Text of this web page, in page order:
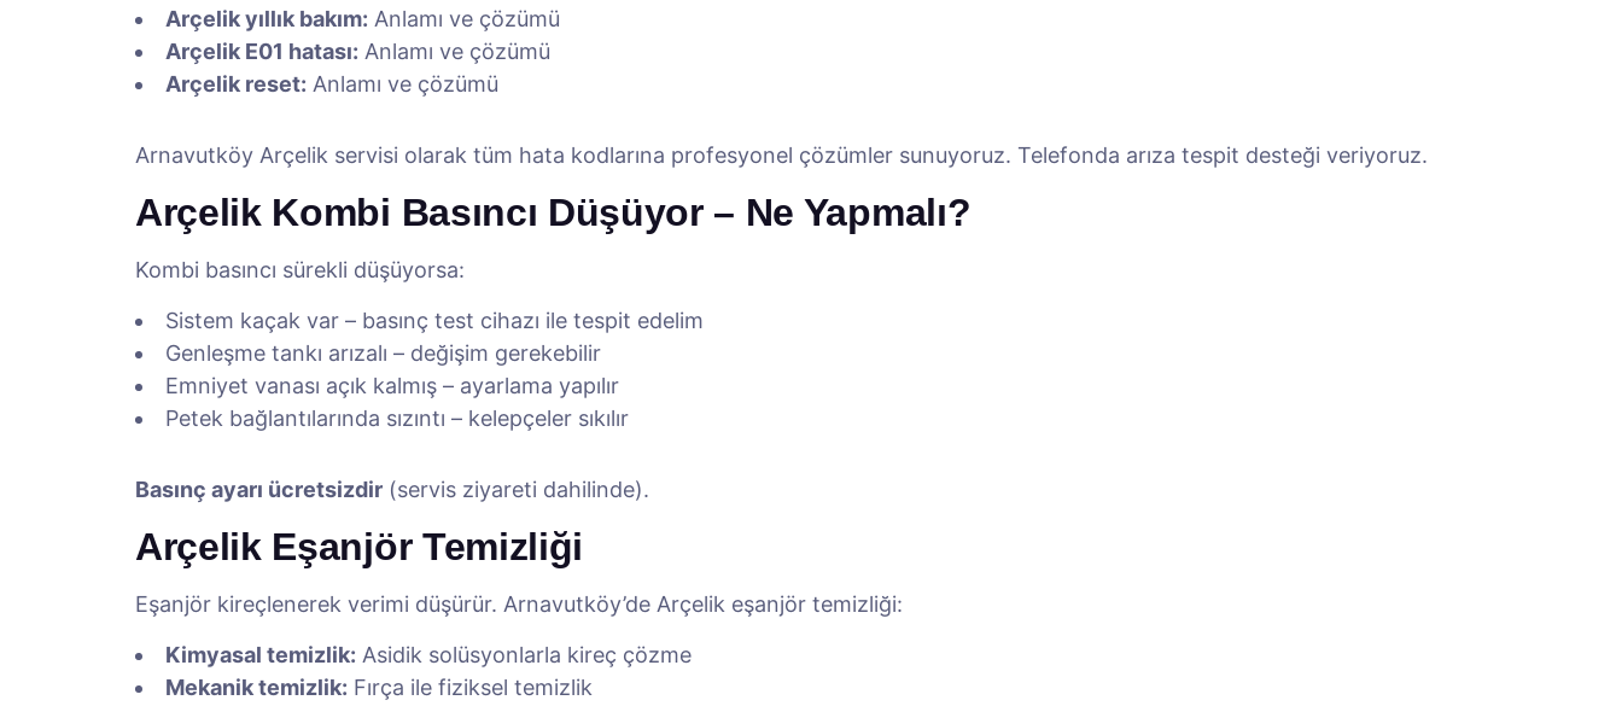
Arçelik yıllık bakım: Anlamı ve çözümü
Arçelik E01 hatası: Anlamı ve çözümü
Arçelik reset: Anlamı ve çözümü
Arnavutköy Arçelik servisi olarak tüm hata kodlarına profesyonel çözümler sunuyoruz. Telefonda arıza tespit desteği veriyoruz.
Arçelik Kombi Basıncı Düşüyor – Ne Yapmalı?
Kombi basıncı sürekli düşüyorsa:
Sistem kaçak var – basınç test cihazı ile tespit edelim
Genleşme tankı arızalı – değişim gerekebilir
Emniyet vanası açık kalmış – ayarlama yapılır
Petek bağlantılarında sızıntı – kelepçeler sıkılır
Basınç ayarı ücretsizdir (servis ziyareti dahilinde).
Arçelik Eşanjör Temizliği
Eşanjör kireçlenerek verimi düşürür. Arnavutköy’de Arçelik eşanjör temizliği:
Kimyasal temizlik: Asidik solüsyonlarla kireç çözme
Mekanik temizlik: Fırça ile fiziksel temizlik